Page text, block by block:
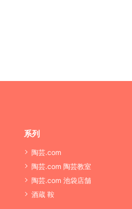
系列
陶芸.com
陶芸.com 陶芸教室
陶芸.com 池袋店舗
酒蔵 鞍